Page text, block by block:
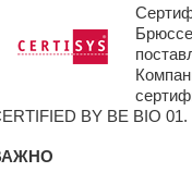
BY BE BIO 01.